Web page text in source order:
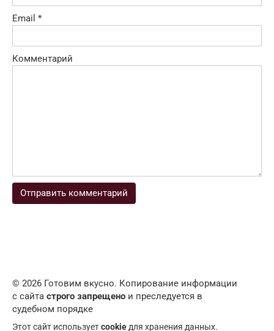
Email *
Комментарий
© 2026 Готовим вкусно. Копирование информации
с сайта строго запрещено и преследуется в
судебном порядке
Этот сайт используетcookie для хранения данных.